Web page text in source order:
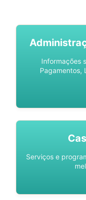
Informações
Pagamentos,
Serviços e